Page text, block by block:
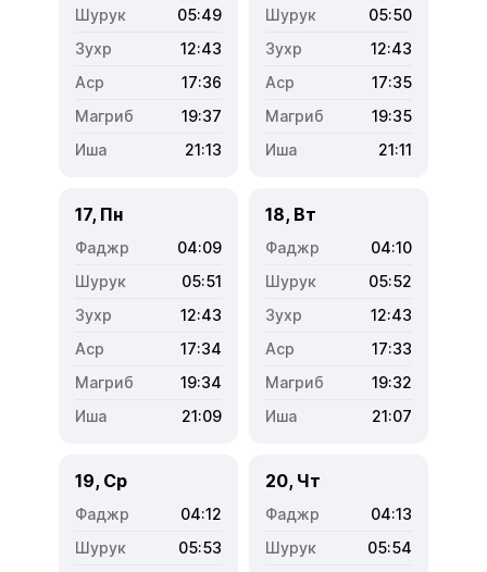
05:49
12:43
17:36
19:37
21:13
05:50
12:43
17:35
19:35
21:11
17, Пн
04:09
05:51
12:43
17:34
19:34
21:09
18, Вт
04:10
05:52
12:43
17:33
19:32
21:07
19, Ср
04:12
05:53
20, Чт
04:13
05:54